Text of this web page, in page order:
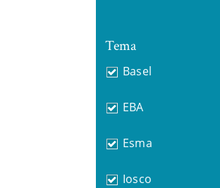
Tema
Basel
EBA
Esma
Iosco